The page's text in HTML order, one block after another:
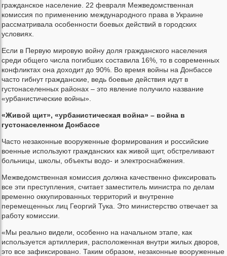
гражданское население. 22 февраля Межведомственная
комиссия по применению международного права в Украине
рассматривала особенности боевых действий в городских
условиях.
Если в Первую мировую войну доля гражданского населения
среди общего числа погибших составила 16%, то в современных
конфликтах она доходит до 90%. Во время войны на Донбассе
часто гибнут гражданские, ведь боевые действия идут в
густонаселенных районах – это явление получило название
«урбанистические войны».
«Живой щит», «урбанистическая война» – война в
густонаселенном Донбассе
Часто незаконные вооруженные формирования и российские
военные используют гражданских как живой щит, обстреливают
больницы, школы, объекты водо- и электроснабжения.
Межведомственная комиссия должна качественно фиксировать
все эти преступления, считает заместитель министра по делам
временно оккупированных территорий и внутренне
перемещенных лиц Георгий Тука. Это министерство отвечает за
работу комиссии.
«Мы реально видели, особенно на начальном этапе, как
используется артиллерия, расположенная внутри жилых дворов,
это все зафиксировано. Таким образом, незаконные вооруженные